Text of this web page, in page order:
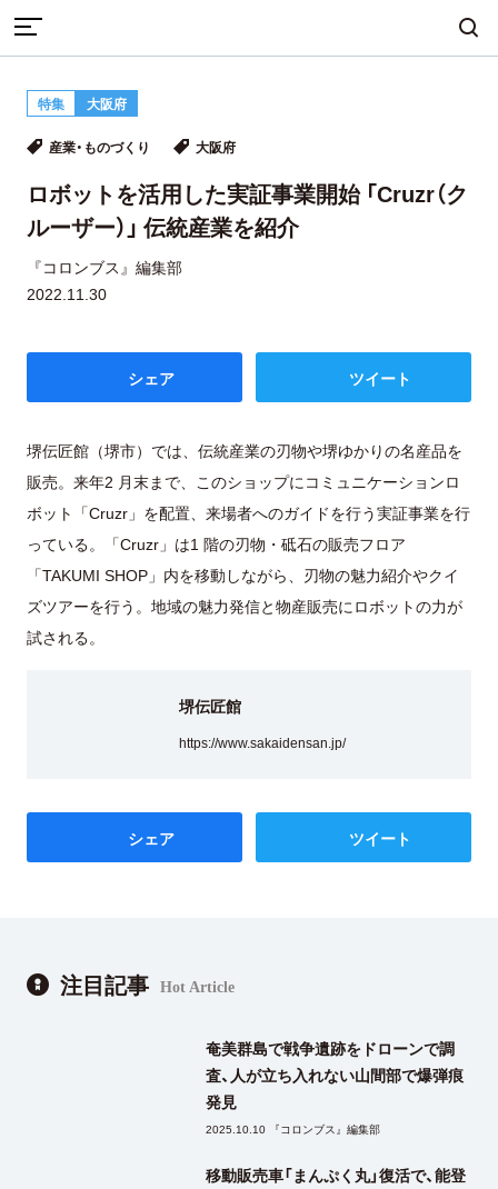
自然・歴史・文化 移住
イベント
地域から探す 雑誌から探す
産業・ものづくり
ロボットを活用した実証事業開始 「Cruzr（クルーザー）」 伝
統産業を紹介
特集 大阪府
産業・ものづくり 大阪府
ロボットを活用した実証事業開始 「Cruzr（ク
ルーザー）」 伝統産業を紹介
『コロンブス』編集部
2022.11.30
シェア ツイート
堺伝匠館（堺市）では、伝統産業の刃物や堺ゆかりの名産品を
販売。来年2 月末まで、このショップにコミュニケーションロ
ボット「Cruzr」を配置、来場者へのガイドを行う実証事業を行
っている。「Cruzr」は1 階の刃物・砥石の販売フロア
「TAKUMI SHOP」内を移動しながら、刃物の魅力紹介やクイ
ズツアーを行う。地域の魅力発信と物産販売にロボットの力が
試される。
堺伝匠館
https://www.sakaidensan.jp/
シェア ツイート
注目記事 Hot Article
奄美群島で戦争遺跡をドローンで調
査、人が立ち入れない山間部で爆弾痕
発見
2025.10.10 『コロンブス』編集部
移動販売車「まんぷく丸」復活で、能登